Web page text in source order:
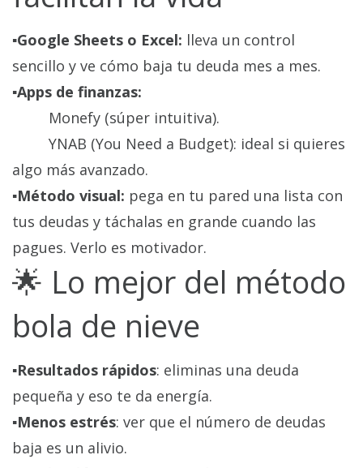
▪️Google Sheets o Excel: lleva un control
sencillo y ve cómo baja tu deuda mes a mes.
▪️Apps de finanzas:
Monefy (súper intuitiva).
YNAB (You Need a Budget): ideal si quieres
algo más avanzado.
▪️Método visual: pega en tu pared una lista con
tus deudas y táchalas en grande cuando las
pagues. Verlo es motivador.
🌟 Lo mejor del método
bola de nieve
▪️Resultados rápidos: eliminas una deuda
pequeña y eso te da energía.
▪️Menos estrés: ver que el número de deudas
baja es un alivio.